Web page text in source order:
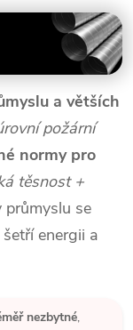
(do koupelen,
a větších
požární
normy pro
těsnost +
se
energii a
nezbytné,